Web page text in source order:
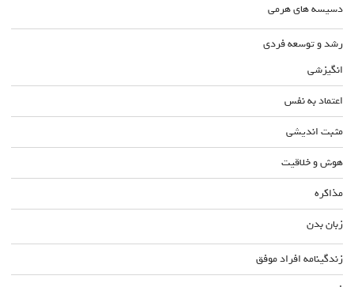
دسیسه های هرمی
رشد و توسعه فردی
انگیزشی
اعتماد به نفس
مثبت اندیشی
هوش و خلاقیت
مذاکره
زبان بدن
زندگینامه افراد موفق